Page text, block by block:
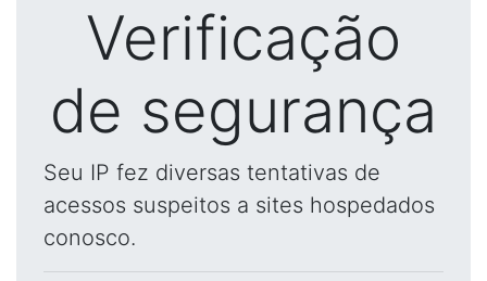
Verificação
de segurança
Seu IP fez diversas tentativas de
acessos suspeitos a sites hospedados
conosco.